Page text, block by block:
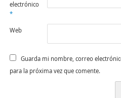
electrónico
*
Web
Guarda mi nombre, correo
para la próxima vez que comente.